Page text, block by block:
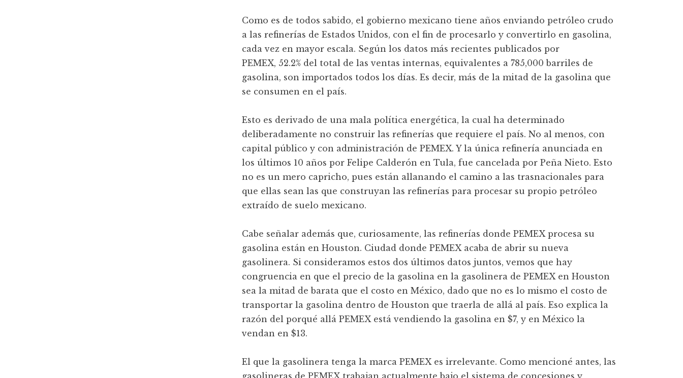
Como es de todos sabido, el gobierno mexicano tiene años enviando petróleo crudo
a las refinerías de Estados Unidos, con el fin de procesarlo y convertirlo en gasolina,
cada vez en mayor escala. Según los datos más recientes publicados por
PEMEX, 52.2% del total de las ventas internas, equivalentes a 785,000 barriles de
gasolina, son importados todos los días. Es decir, más de la mitad de la gasolina que
se consumen en el país.
Esto es derivado de una mala política energética, la cual ha determinado
deliberadamente no construir las refinerías que requiere el país. No al menos, con
capital público y con administración de PEMEX. Y la única refinería anunciada en
los últimos 10 años por Felipe Calderón en Tula, fue cancelada por Peña Nieto. Esto
no es un mero capricho, pues están allanando el camino a las trasnacionales para
que ellas sean las que construyan las refinerías para procesar su propio petróleo
extraído de suelo mexicano.
Cabe señalar además que, curiosamente, las refinerías donde PEMEX procesa su
gasolina están en Houston. Ciudad donde PEMEX acaba de abrir su nueva
gasolinera. Si consideramos estos dos últimos datos juntos, vemos que hay
congruencia en que el precio de la gasolina en la gasolinera de PEMEX en Houston
sea la mitad de barata que el costo en México, dado que no es lo mismo el costo de
transportar la gasolina dentro de Houston que traerla de allá al país. Eso explica la
razón del porqué allá PEMEX está vendiendo la gasolina en $7, y en México la
vendan en $13.
El que la gasolinera tenga la marca PEMEX es irrelevante. Como mencioné antes, las